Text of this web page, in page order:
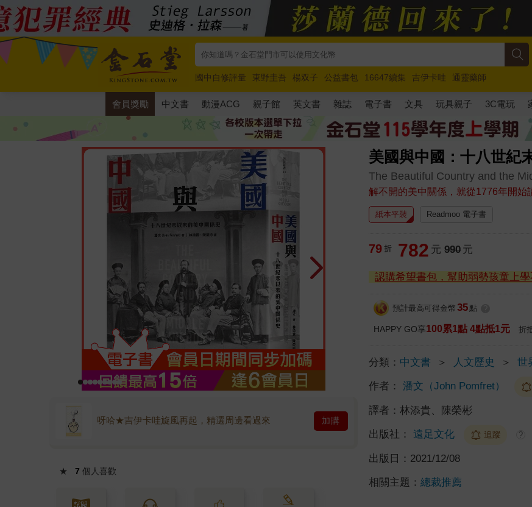
國中自修評量 東野圭吾 楊双子 公益書包 16647續集 吉伊卡哇
通靈藥師
唯紅花綻放
奧德賽 路邊攤新作 馬斯克 玩具總動員5 超慢跑
會員獎勵 中文書 動漫ACG 親子館 英文書 雜誌 電子書 文具 玩具親子 3C電玩
美國與中國：十八世紀
The Beautiful Country and the
解不開的美中關係，就從1776年開始
呀哈★吉伊卡哇旋風再起，精選周邊看過來 加購
★ 7 個人喜歡
紙本平裝 Readmoo 電子書
79 折 782 元 990 元
認購希望書包，幫助弱勢孩童上學
預計最高可得金幣 35 點
HAPPY GO享100累1點 4點抵1元 折
分類： 中文書 ＞ 人文歷史 ＞ 世
作者： 潘文（John Pomfret）
譯者：林添貴、陳榮彬
出版社： 遠足文化 追蹤 ?
出版日： 2021/12/08
相關主題：總裁推薦